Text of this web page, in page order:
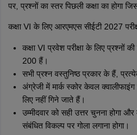
पर, प्रश्नों का स्तर पिछली कक्षा का होगा
कक्षा VI के लिए आरएमएस सीईटी 2027
कक्षा VI प्रवेश परीक्षा के लिए
200 हैं।
सभी प्रश्न वस्तुनिष्ठ प्रकार के हैं,
अंग्रेजी में मार्क स्कोर केवल
लिए नहीं गिने जाते हैं।
उम्मीदवार को सही उत्तर चुनना
संबंधित विकल्प पर गोला लगाना होगा।